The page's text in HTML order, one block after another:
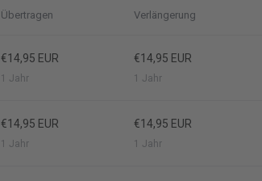
Übertragen Verlängerung
€14,95 EUR
1 Jahr
€14,95 EUR
1 Jahr
€14,95 EUR
1 Jahr
€14,95 EUR
1 Jahr